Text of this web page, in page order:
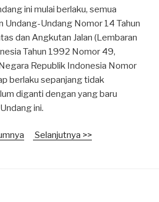
ini mulai berlaku, semua
Undang-Undang Nomor 14 Tahun
dan Angkutan Jalan (Lembaran
Tahun 1992 Nomor 49,
Republik Indonesia Nomor
berlaku sepanjang tidak
diganti dengan yang baru
ini.
Selanjutnya >>